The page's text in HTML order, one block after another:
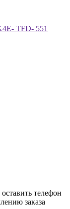
TFD- 551
телефон
заказа